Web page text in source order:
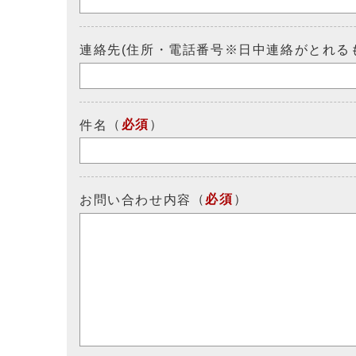
連絡先(住所・電話番号※日中連絡がとれる
件名 （ 必須 ）
お問い合わせ内容 （ 必須 ）